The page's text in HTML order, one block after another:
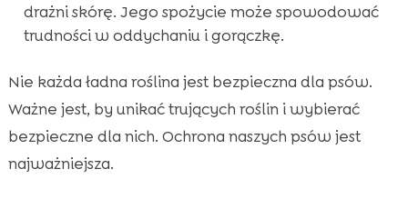
drażni skórę. Jego spożycie może spowodować
trudności w oddychaniu i gorączkę.
Nie każda ładna roślina jest bezpieczna dla psów.
Ważne jest, by unikać trujących roślin i wybierać
bezpieczne dla nich. Ochrona naszych psów jest
najważniejsza.